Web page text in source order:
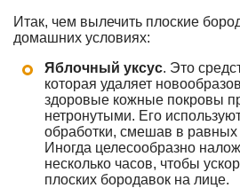
Итак, чем вылечить плоские
домашних условиях:
Яблочный уксус. Это
которая удаляет
здоровые кожные покровы
нетронутыми. Его
обработки, смешав в
Иногда целесообразно
несколько часов, чтобы
плоских бородавок на лице.